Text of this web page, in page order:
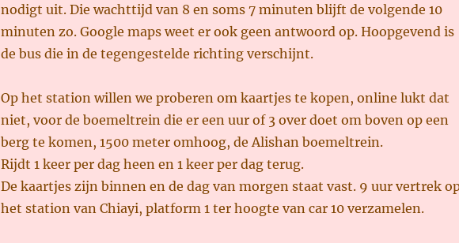
nodigt uit. Die wachttijd van 8 en soms 7 minuten blijft de volgende 10
minuten zo. Google maps weet er ook geen antwoord op. Hoopgevend is
de bus die in de tegengestelde richting verschijnt.
Op het station willen we proberen om kaartjes te kopen, online lukt dat
niet, voor de boemeltrein die er een uur of 3 over doet om boven op een
berg te komen, 1500 meter omhoog, de Alishan boemeltrein.
Rijdt 1 keer per dag heen en 1 keer per dag terug.
De kaartjes zijn binnen en de dag van morgen staat vast. 9 uur vertrek
het station van Chiayi, platform 1 ter hoogte van car 10 verzamelen.